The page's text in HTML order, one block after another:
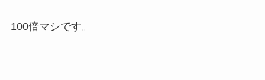
100倍マシです。